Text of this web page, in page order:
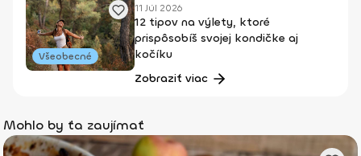
Všeobecné
11 Júl 2026
12 tipov na výlety, ktoré
prispôsobíš svojej kondičke aj
kočíku
Zobraziť viac
Mohlo by ťa zaujímať